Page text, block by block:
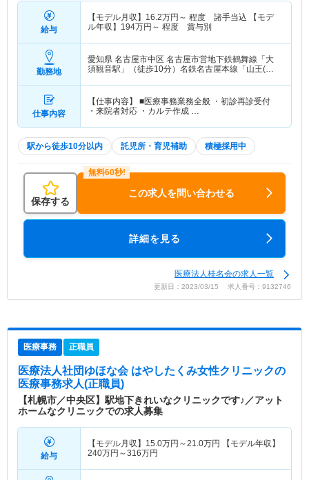
給与
【モデル月収】 16.2万円～ 程度 諸手当込 【モデ
ル年収】 194万円～ 程度 賞与別
勤務地
愛知県 名古屋市中区 名古屋市営地下鉄鶴舞線「大
須観音駅」（徒歩10分）名鉄名古屋本線「山王(愛
仕事内容
【仕事内容】 ■医療事務業務全般 ・初診再診受付
・来院者対応 ・カルテ作成 …
駅から徒歩10分以内 託児所・育児補助 積極採用中
保存する
この求人を問い合わせる
詳細を見る
医療法人桂名会の求人一覧
更新日：2023/03/15 求人番号：9132746
医療事務 正職員
医療法人社団ゆほな会 はやしたくみ女性クリニックの
医療事務求人(正職員)
【札幌市／中央区】駅地下きれいなクリニックです♪／アット
ホームなクリニックでの求人募集
給与
【モデル月収】 15.0万円～21.0万円
【モデル年収】
240万円～316万円